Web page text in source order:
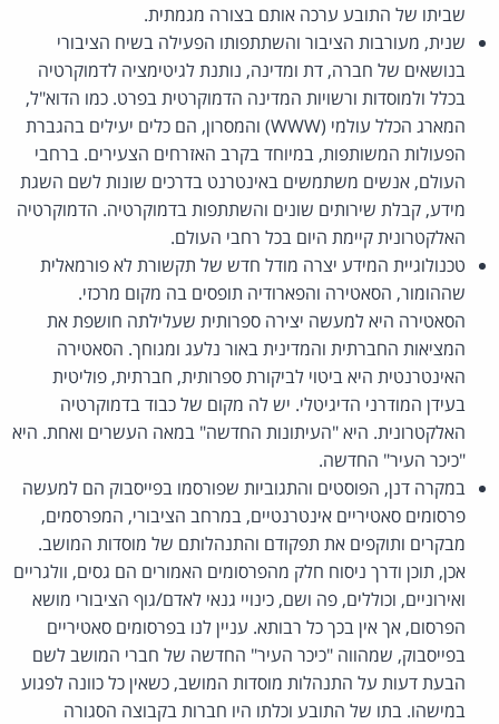
שביתו של התובע ערכה אותם בצורה מגמתית.
שנית, מעורבות הציבור והשתתפותו הפעילה בשיח הציבורי
בנושאים של חברה, דת ומדינה, נותנת לגיטימציה לדמוקרטיה
בכלל ולמוסדות ורשויות המדינה הדמוקרטית בפרט. כמו הדוא"ל,
המארג הכלל עולמי (WWW) והמסרון, הם כלים יעילים בהגברת
הפעולות המשותפות, במיוחד בקרב האזרחים הצעירים. ברחבי
העולם, אנשים משתמשים באינטרנט בדרכים שונות לשם השגת
מידע, קבלת שירותים שונים והשתתפות בדמוקרטיה. הדמוקרטיה
האלקטרונית קיימת היום בכל רחבי העולם.
טכנולוגיית המידע יצרה מודל חדש של תקשורת לא פורמאלית
שההומור, הסאטירה והפארודיה תופסים בה מקום מרכזי.
הסאטירה היא למעשה יצירה ספרותית שעלילתה חושפת את
המציאות החברתית והמדינית באור נלעג ומגוחך. הסאטירה
האינטרנטית היא ביטוי לביקורת ספרותית, חברתית, פוליטית
בעידן המודרני הדיגיטלי. יש לה מקום של כבוד בדמוקרטיה
האלקטרונית. היא "העיתונות החדשה" במאה העשרים ואחת. היא
"כיכר העיר" החדשה.
במקרה דנן, הפוסטים והתגוביות שפורסמו בפייסבוק הם למעשה
פרסומים סאטיריים אינטרנטיים, במרחב הציבורי, המפרסמים,
מבקרים ותוקפים את תפקודם והתנהלותם של מוסדות המושב.
אכן, תוכן ודרך ניסוח חלק מהפרסומים האמורים הם גסים, וולגריים
ואירוניים, וכוללים, פה ושם, כינויי גנאי לאדם/גוף הציבורי מושא
הפרסום, אך אין בכך כל רבותא. עניין לנו בפרסומים סאטיריים
בפייסבוק, שמהווה "כיכר העיר" החדשה של חברי המושב לשם
הבעת דעות על התנהלות מוסדות המושב, כשאין כל כוונה לפגוע
במישהו. בתו של התובע וכלתו היו חברות בקבוצה הסגורה